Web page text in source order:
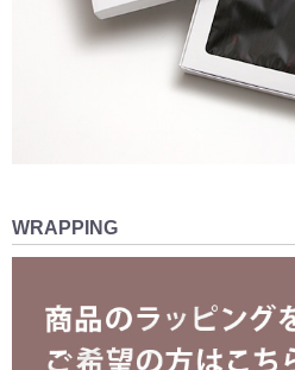
WRAPPING